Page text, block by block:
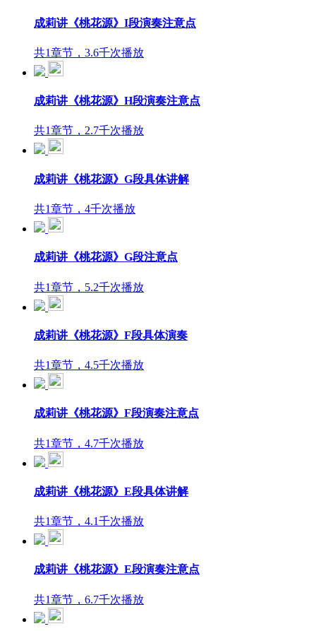
成莉讲《桃花源》I段演奏注意点
共1章节，3.6千次播放
成莉讲《桃花源》H段演奏注意点
共1章节，2.7千次播放
成莉讲《桃花源》G段具体讲解
共1章节，4千次播放
成莉讲《桃花源》G段注意点
共1章节，5.2千次播放
成莉讲《桃花源》F段具体演奏
共1章节，4.5千次播放
成莉讲《桃花源》F段演奏注意点
共1章节，4.7千次播放
成莉讲《桃花源》E段具体讲解
共1章节，4.1千次播放
成莉讲《桃花源》E段演奏注意点
共1章节，6.7千次播放